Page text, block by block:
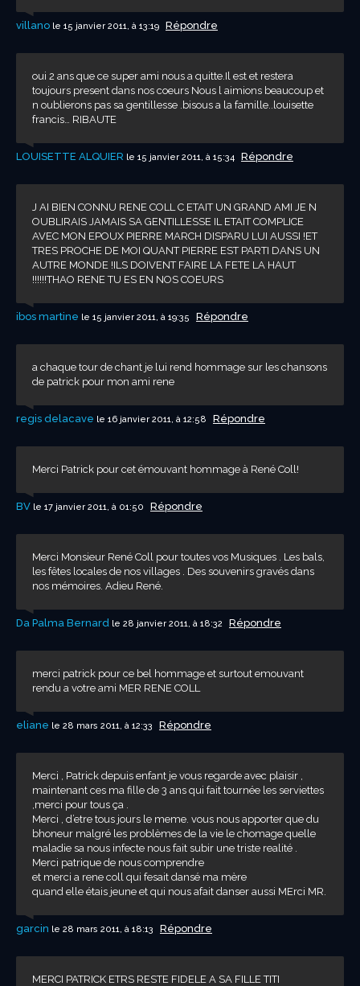
villano le 15 janvier 2011, à 13:19 Répondre
oui 2 ans que ce super ami nous a quitte.Il est et restera
toujours present dans nos coeurs Nous l aimions beaucoup et
n oublierons pas sa gentillesse .bisous a la famille..louisette
francis… RIBAUTE
LOUISETTE ALQUIER le 15 janvier 2011, à 15:34 Répondre
J AI BIEN CONNU RENE COLL C ETAIT UN GRAND AMI JE N
OUBLIRAIS JAMAIS SA GENTILLESSE IL ETAIT COMPLICE
AVEC MON EPOUX PIERRE MARCH DISPARU LUI AUSSI !ET
TRES PROCHE DE MOI QUANT PIERRE EST PARTI DANS UN
AUTRE MONDE !ILS DOIVENT FAIRE LA FETE LA HAUT
!!!!!!THAO RENE TU ES EN NOS COEURS
ibos martine le 15 janvier 2011, à 19:35 Répondre
a chaque tour de chant je lui rend hommage sur les chansons
de patrick pour mon ami rene
regis delacave le 16 janvier 2011, à 12:58 Répondre
Merci Patrick pour cet émouvant hommage à René Coll!
BV le 17 janvier 2011, à 01:50 Répondre
Merci Monsieur René Coll pour toutes vos Musiques . Les bals,
les fêtes locales de nos villages . Des souvenirs gravés dans
nos mémoires. Adieu René.
Da Palma Bernard le 28 janvier 2011, à 18:32 Répondre
merci patrick pour ce bel hommage et surtout emouvant
rendu a votre ami MER RENE COLL
eliane le 28 mars 2011, à 12:33 Répondre
Merci , Patrick depuis enfant je vous regarde avec plaisir ,
maintenant ces ma fille de 3 ans qui fait tournée les serviettes
,merci pour tous ça .
Merci , d’etre tous jours le meme. vous nous apporter que du
bhoneur malgré les problèmes de la vie le chomage quelle
maladie sa nous infecte nous fait subir une triste realité .
Merci patrique de nous comprendre
et merci a rene coll qui fesait dansé ma mère
quand elle étais jeune et qui nous afait danser aussi MErci MR.
garcin le 28 mars 2011, à 18:13 Répondre
MERCI PATRICK ETRS RESTE FIDELE A SA FILLE TITI